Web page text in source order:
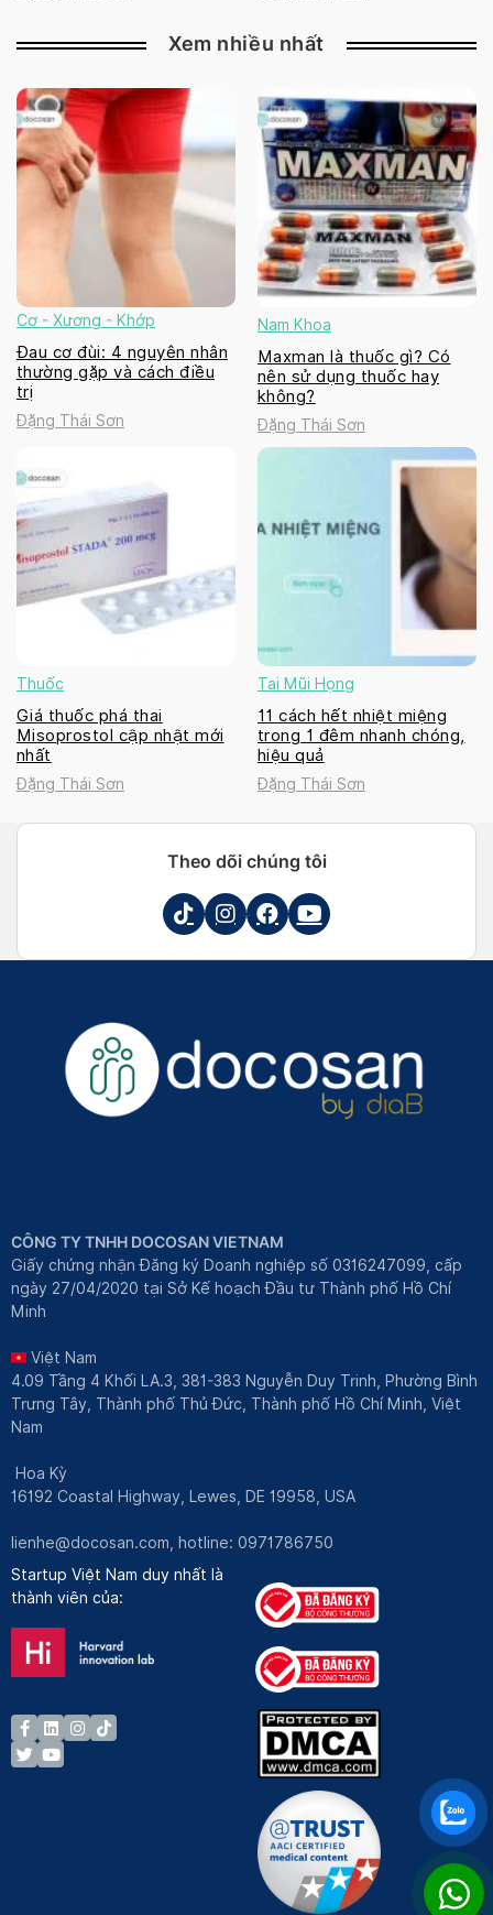
Xem nhiều nhất
Cơ - Xương - Khớp
Đau cơ đùi: 4 nguyên nhân
thường gặp và cách điều
trị
Đặng Thái Sơn
Nam Khoa
Maxman là thuốc gì? Có
nên sử dụng thuốc hay
không?
Đặng Thái Sơn
Thuốc
Giá thuốc phá thai
Misoprostol cập nhật mới
nhất
Đặng Thái Sơn
Tai Mũi Họng
11 cách hết nhiệt miệng
trong 1 đêm nhanh chóng,
hiệu quả
Đặng Thái Sơn
Theo dõi chúng tôi
CÔNG TY TNHH DOCOSAN VIETNAM
Giấy chứng nhận Đăng ký Doanh nghiệp số 0316247099, cấp
ngày 27/04/2020 tại Sở Kế hoạch Đầu tư Thành phố Hồ Chí
Minh
Việt Nam
4.09 Tầng 4 Khối LA.3, 381-383 Nguyễn Duy Trinh, Phường Bình
Trưng Tây, Thành phố Thủ Đức, Thành phố Hồ Chí Minh, Việt
Nam
Hoa Kỳ
16192 Coastal Highway, Lewes, DE 19958, USA
lienhe@docosan.com , hotline: 0971786750
Startup Việt Nam duy nhất là
thành viên của: